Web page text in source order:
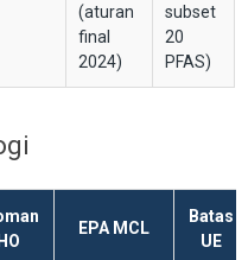
(aturan
final
2024)
subset
20
PFAS)
EPA MCL
Batas
UE